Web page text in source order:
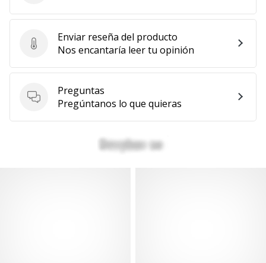
Enviar reseña del producto
Enviar reseña del producto
Nos encantaría leer tu opinión
Preguntas
Preguntas
Pregúntanos lo que quieras